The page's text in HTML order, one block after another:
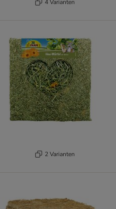
4 Varianten
2 Varianten